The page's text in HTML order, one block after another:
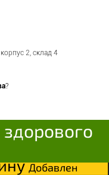
2, склад 4
?
Добавлен